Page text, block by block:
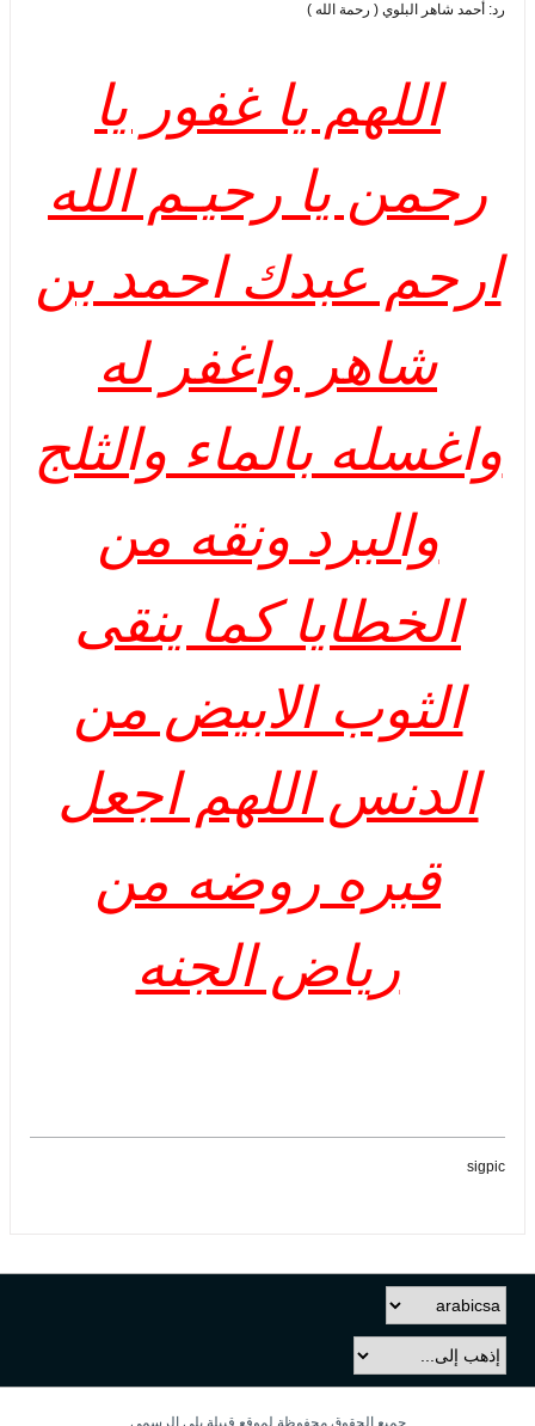
رد: أحمد شاهر البلوي ( رحمة الله )
اللهم يا غفور يا
رحمن يا رحيـم الله
ارحم عبدك احمد بن
شاهر واغفر له
واغسله بالماء والثلج
والبرد ونقه من
الخطايا كما ينقى
الثوب الابيض من
الدنس اللهم اجعل
قبره روضه من
رياض الجنه
sigpic
جميع الحقوق محفوظة لموقع قبيلة بلي الرسمي